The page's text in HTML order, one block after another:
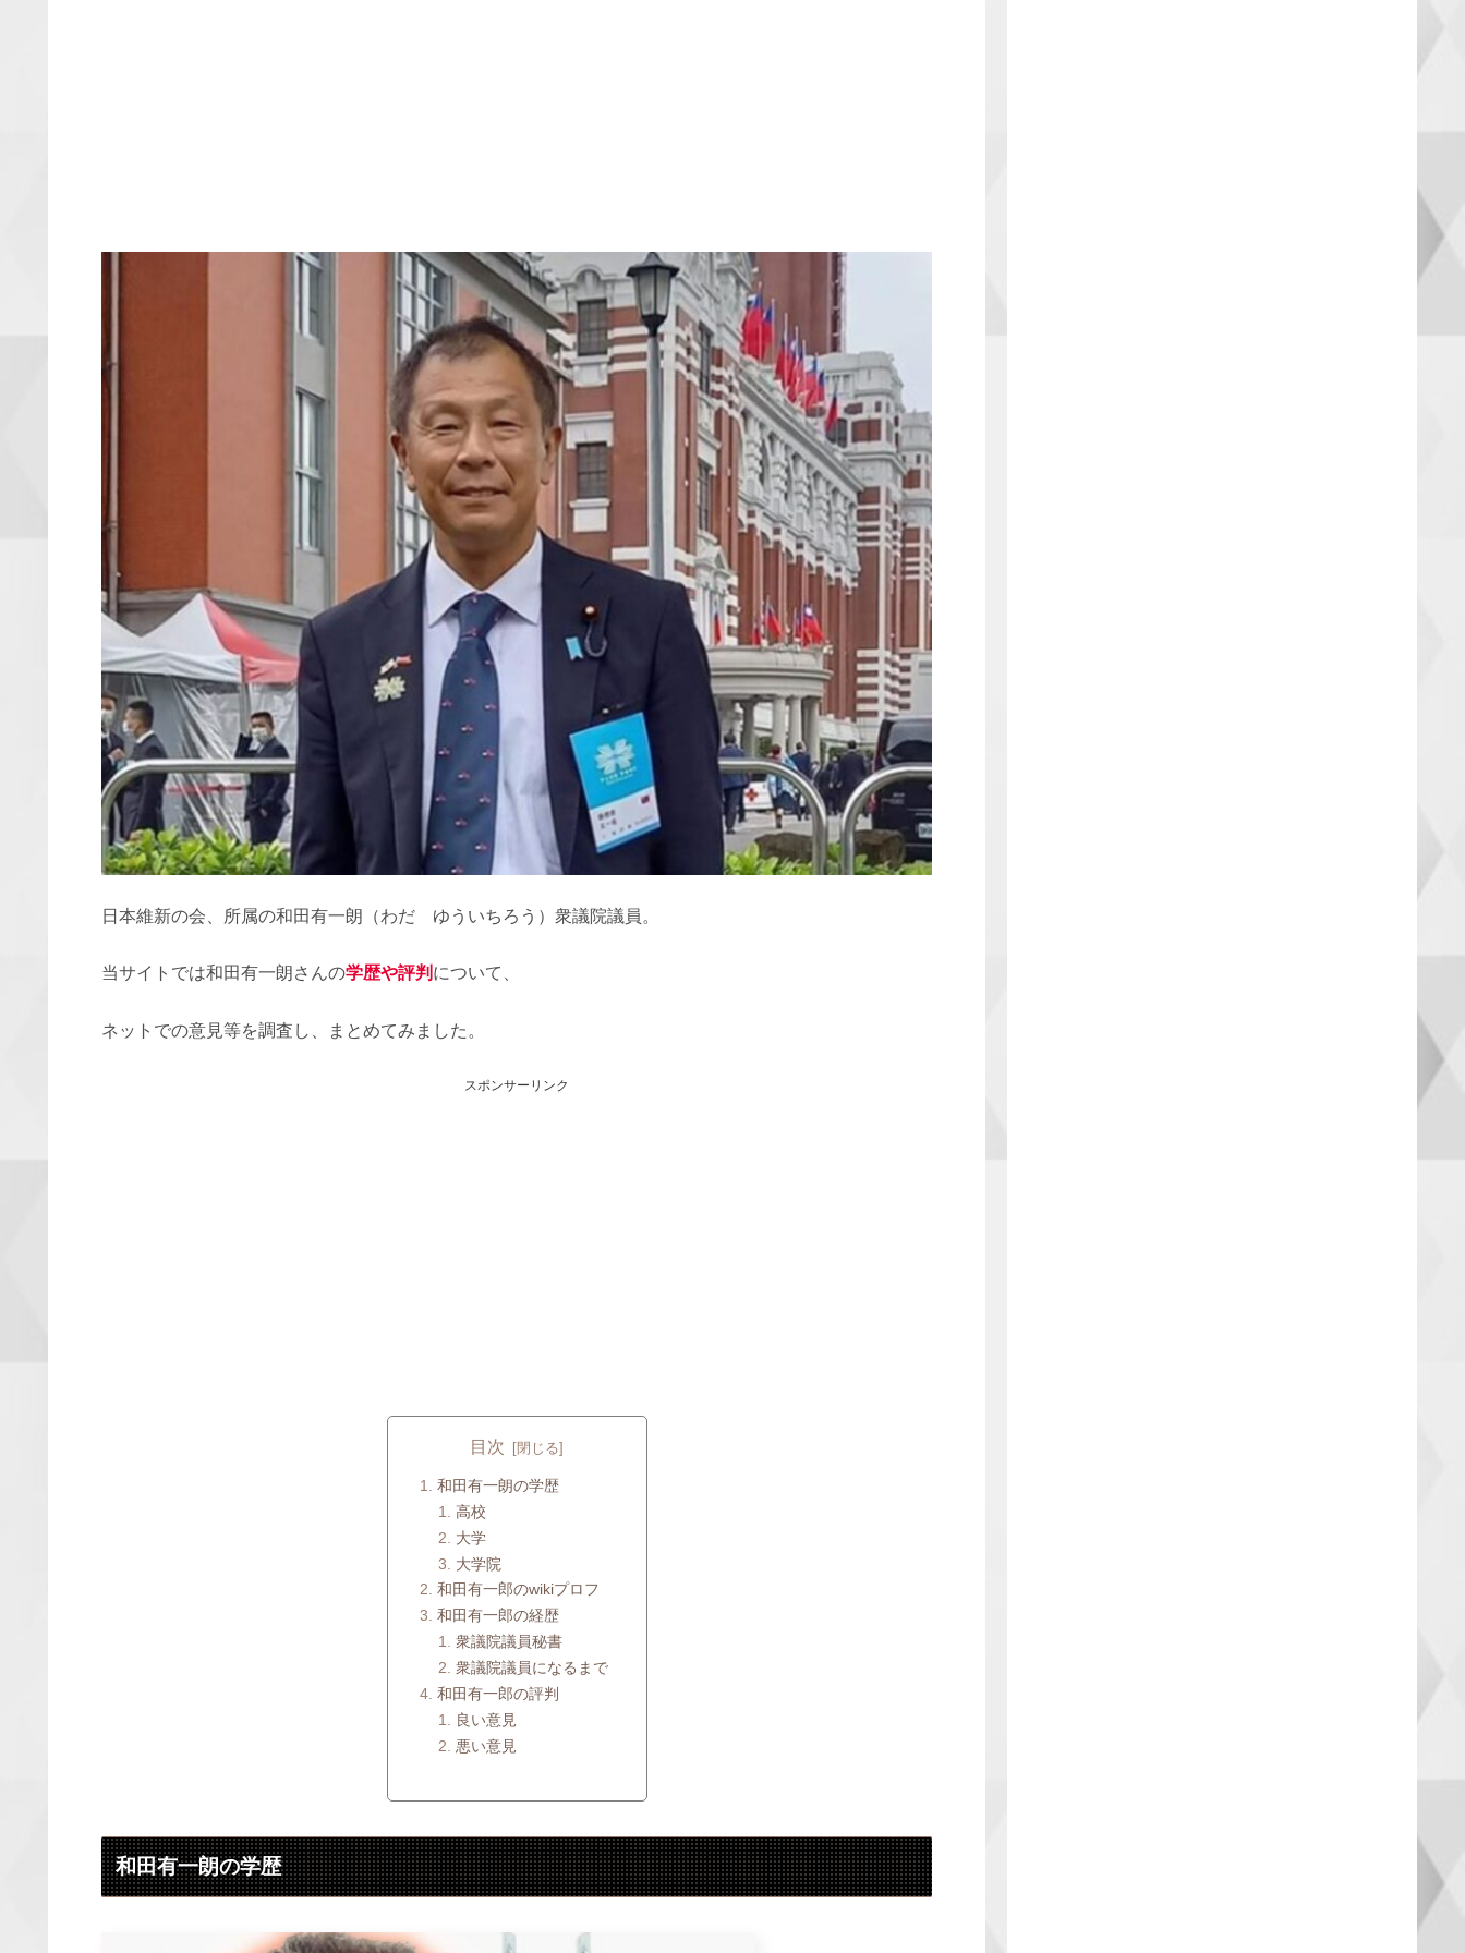
日本維新の会、所属の和田有一朗（わだ ゆういちろう）衆議院議員。
当サイトでは和田有一朗さんの学歴や評判 について、
ネットでの意見等を調査し、まとめてみました。
スポンサーリンク
目次
和田有一朗の学歴
高校
大学
大学院
和田有一郎のwikiプロフ
和田有一郎の経歴
衆議院議員秘書
衆議院議員になるまで
和田有一郎の評判
良い意見
悪い意見
和田有一朗の学歴